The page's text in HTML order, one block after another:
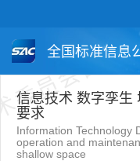
全国标准信息
国家标准
团体标准
员会自
信息技术 数字孪生
要求
Information Technology
operation and
shallow space